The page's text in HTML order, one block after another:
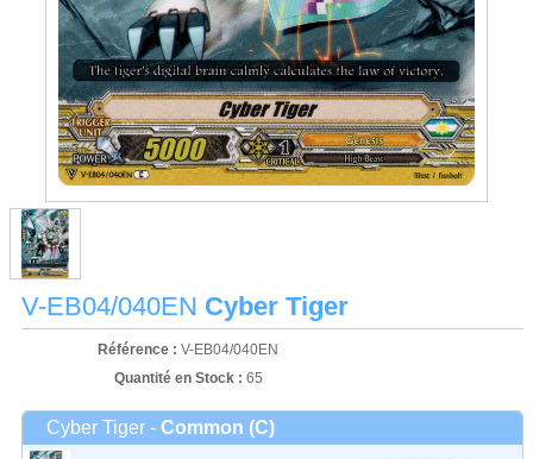
V-EB04/040EN Cyber Tiger
Référence : V-EB04/040EN
Quantité en Stock : 65
Cyber Tiger - Common (C)